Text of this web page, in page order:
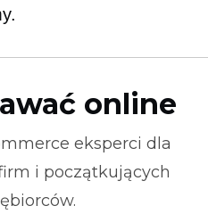
online
eksperci dla
i początkujących